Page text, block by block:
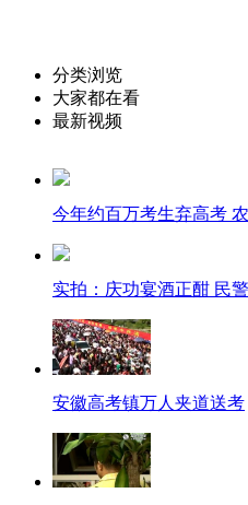
分类浏览
大家都在看
最新视频
今年约百万考生弃高考
实拍：庆功宴酒正酣 民
安徽高考镇万人夹道送考